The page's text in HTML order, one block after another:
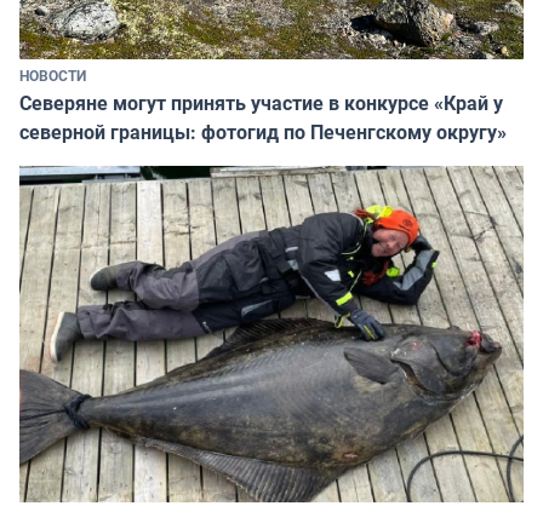
НОВОСТИ
Северяне могут принять участие в конкурсе «Край у
северной границы: фотогид по Печенгскому округу»